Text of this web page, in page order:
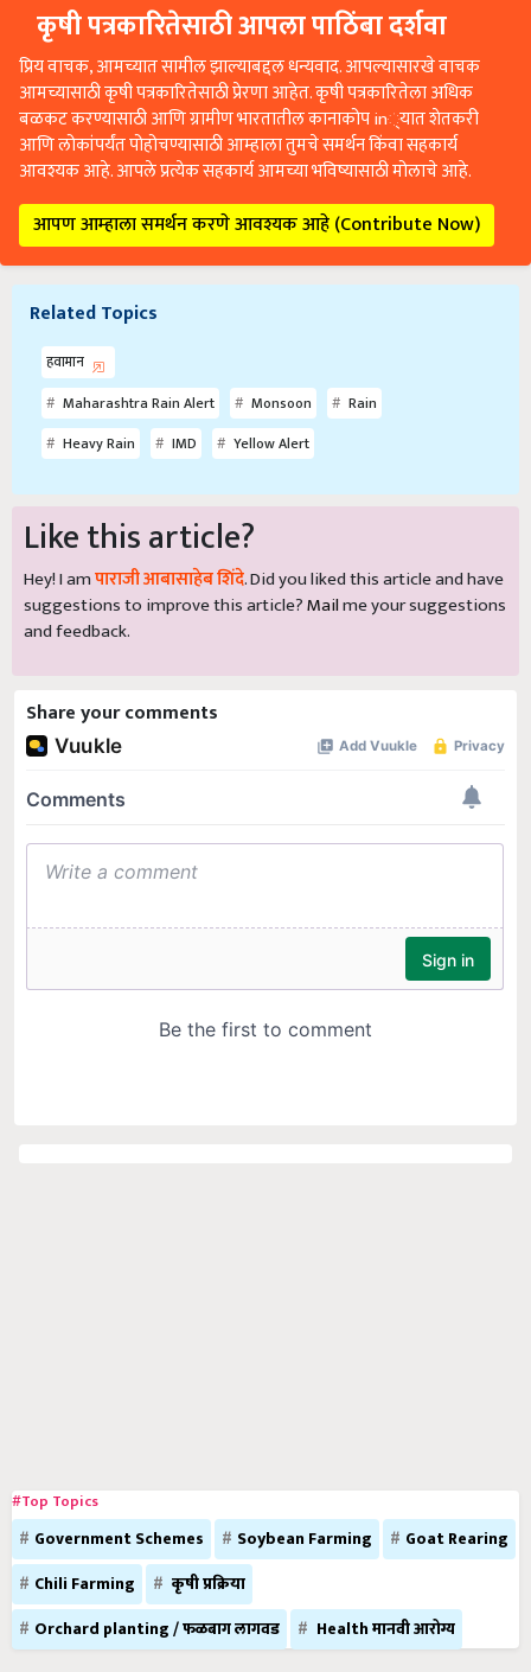
कृषी पत्रकारितेसाठी आपला पाठिंबा दर्शवा
प्रिय वाचक, आमच्यात सामील झाल्याबद्दल धन्यवाद. आपल्यासारखे वाचक
आमच्यासाठी कृषी पत्रकारितेसाठी प्रेरणा आहेत. कृषी पत्रकारितेला अधिक
बळकट करण्यासाठी आणि ग्रामीण भारतातील कानाकोप in्यात शेतकरी
आणि लोकांपर्यंत पोहोचण्यासाठी आम्हाला तुमचे समर्थन किंवा सहकार्य
आवश्यक आहे. आपले प्रत्येक सहकार्य आमच्या भविष्यासाठी मोलाचे आहे.
आपण आम्हाला समर्थन करणे आवश्यक आहे (Contribute Now)
Related Topics
हवामान
Maharashtra Rain Alert
Monsoon
Rain
Heavy Rain
IMD Yellow Alert
Like this article?
Hey! I amपाराजी आबासाहेब शिंदे. Did you liked this article and have
suggestions to improve this article?Mailme your suggestions
and feedback.
Share your comments
#Top Topics
Government Schemes Soybean Farming
Goat Rearing
Chili Farming
कृषी प्रक्रिया
Orchard planting / फळबाग लागवड
Health मानवी आरोग्य